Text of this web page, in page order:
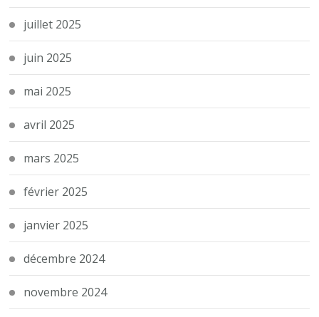
juillet 2025
juin 2025
mai 2025
avril 2025
mars 2025
février 2025
janvier 2025
décembre 2024
novembre 2024